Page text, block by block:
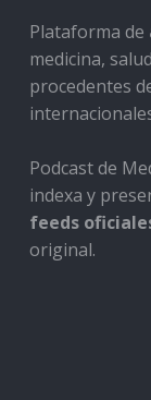
Plataforma de
medicina,
procedentes
Podcast de
indexa y
feeds
original.